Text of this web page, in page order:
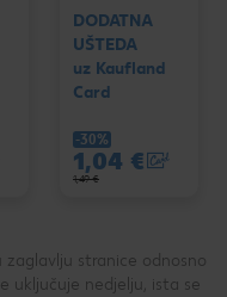
DODATNA
UŠTEDA
uz Kaufland
Card
-30%
1,04 €
1,49 €
stranice odnosno
uključuje nedjelju, ista se